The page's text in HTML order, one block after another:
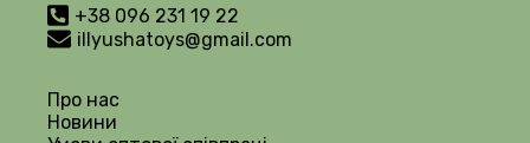
+38 096 231 19 22
illyushatoys@gmail.com
Про нас
Новини